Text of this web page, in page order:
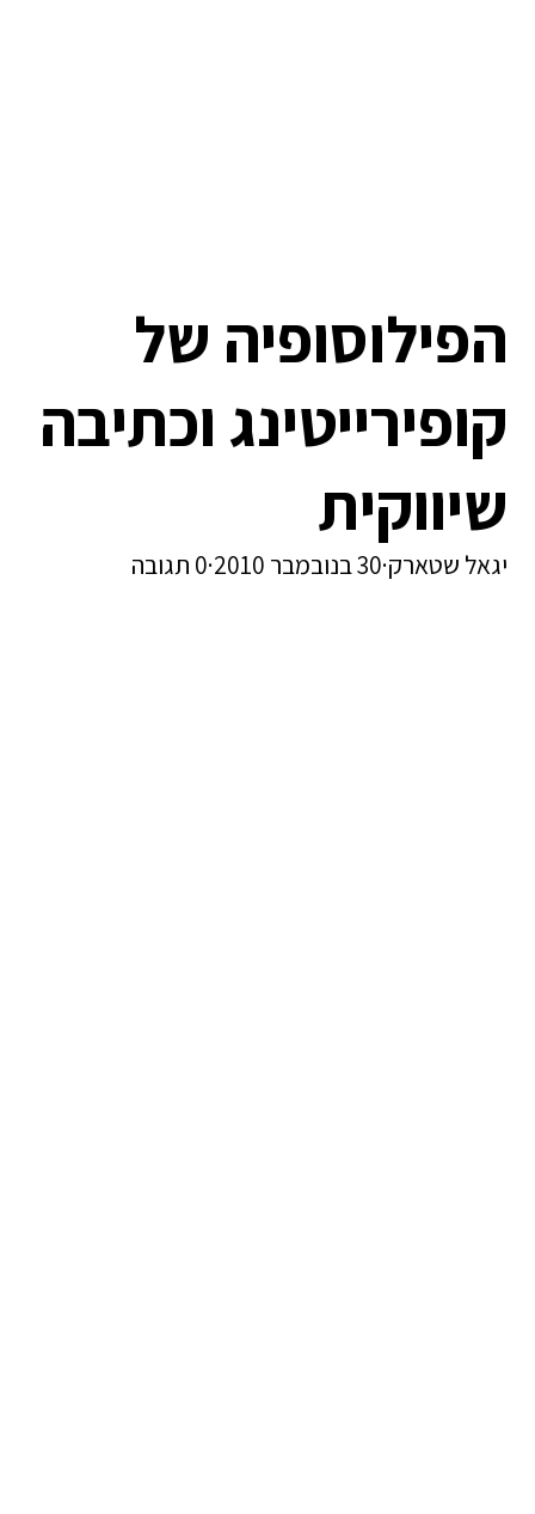
הפילוסופיה של
קופירייטינג וכתיבה
שיווקית
יגאל שטארק·30 בנובמבר 2010 ·0 תגובה